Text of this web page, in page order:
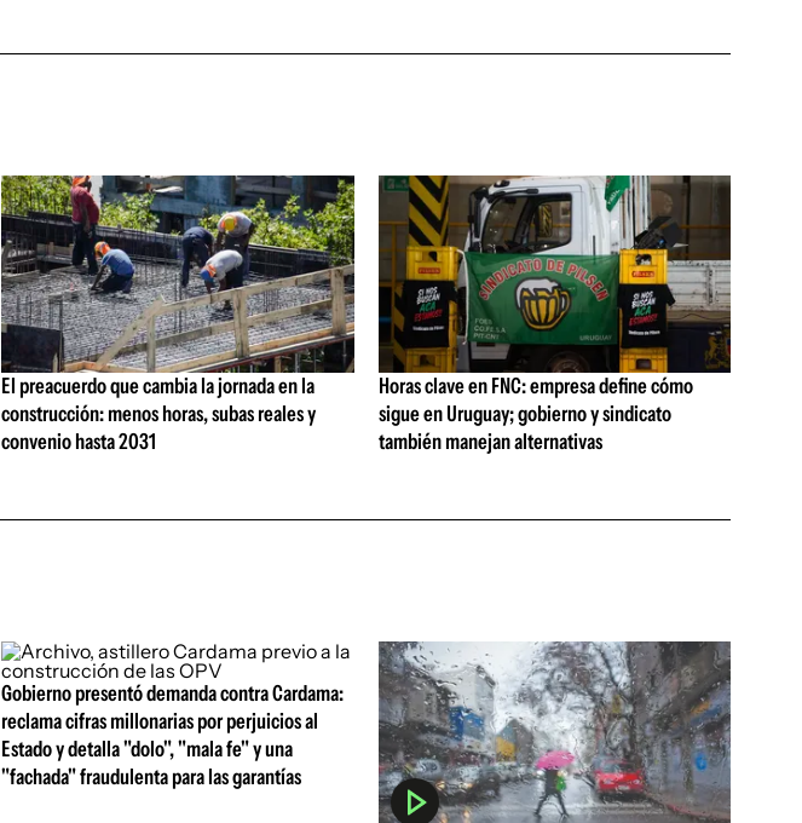
El preacuerdo que cambia la jornada en la
construcción: menos horas, subas reales y
convenio hasta 2031
Horas clave en FNC: empresa define cómo
sigue en Uruguay; gobierno y sindicato
también manejan alternativas
Gobierno presentó demanda contra Cardama:
reclama cifras millonarias por perjuicios al
Estado y detalla "dolo", "mala fe" y una
"fachada" fraudulenta para las garantías